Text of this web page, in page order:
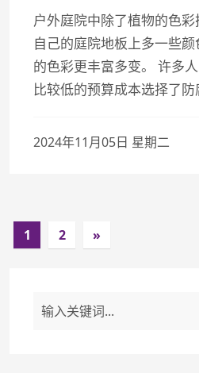
户外庭院中除了植物的色
自己的庭院地板上多一些
的色彩更丰富多变。 许多
比较低的预算成本选择了
2024年11月05日 星期二
1 2 »